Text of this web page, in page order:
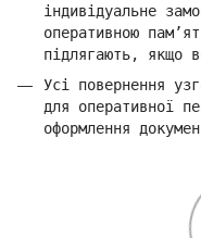
індивідуальне
оперативною
підлягають, якщо
Усі повернення
для оперативної
оформлення